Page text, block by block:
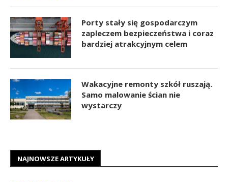
Porty stały się gospodarczym
zapleczem bezpieczeństwa i coraz
bardziej atrakcyjnym celem
Wakacyjne remonty szkół ruszają.
Samo malowanie ścian nie
wystarczy
NAJNOWSZE ARTYKUŁY